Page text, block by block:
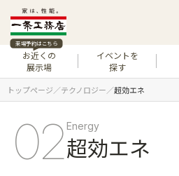
来場予約はこちら
お近くの
展示場
イベントを
探す
トップページ テクノロジー 超効エネ
02Energy
超効エネ